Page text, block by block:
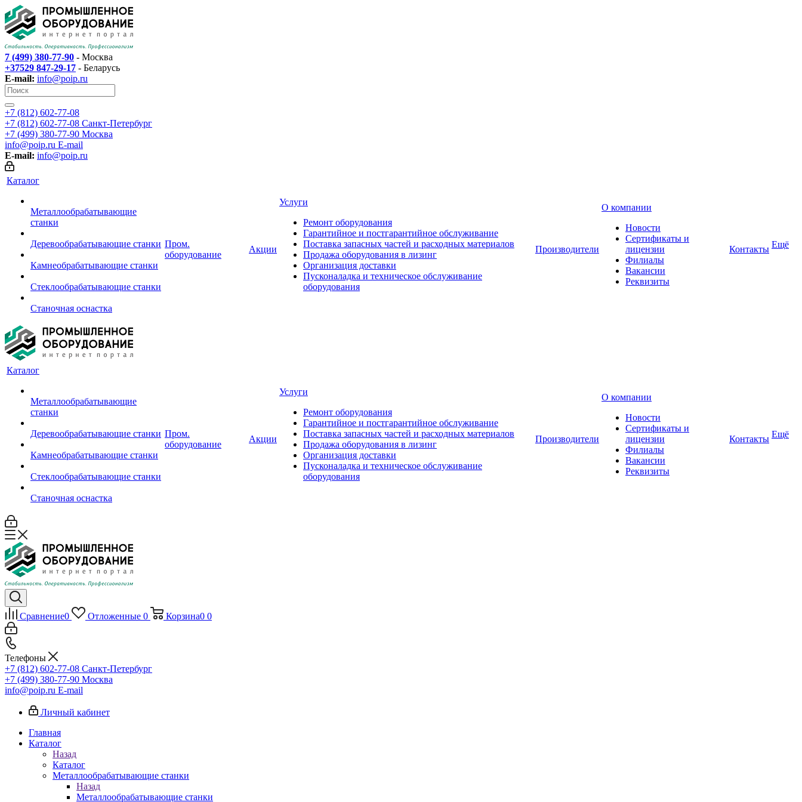
7 (499) 380-77-90 - Москва
+37529 847-29-17 - Беларусь
E-mail: info@poip.ru
+7 (812) 602-77-08
+7 (812) 602-77-08 Санкт-Петербург
+7 (499) 380-77-90 Москва
info@poip.ru E-mail
E-mail: info@poip.ru
Каталог
Металлообрабатывающие
станки
Деревообрабатывающие станки
Камнеобрабатывающие станки
Стеклообрабатывающие станки
Станочная оснастка
Пром.
оборудование
Акции
Услуги
Ремонт оборудования
Гарантийное и постгарантийное обслуживание
Поставка запасных частей и расходных материалов
Продажа оборудования в лизинг
Организация доставки
Пусконаладка и техническое обслуживание
оборудования
Производители
О компании
Новости
Сертификаты и
лицензии
Филиалы
Вакансии
Реквизиты
Контакты Ещё
Каталог
Металлообрабатывающие
станки
Деревообрабатывающие станки
Камнеобрабатывающие станки
Стеклообрабатывающие станки
Станочная оснастка
Пром.
оборудование
Акции
Услуги
Ремонт оборудования
Гарантийное и постгарантийное обслуживание
Поставка запасных частей и расходных материалов
Продажа оборудования в лизинг
Организация доставки
Пусконаладка и техническое обслуживание
оборудования
Производители
О компании
Новости
Сертификаты и
лицензии
Филиалы
Вакансии
Реквизиты
Контакты Ещё
Сравнение0 Отложенные 0 Корзина0 0
Телефоны
+7 (812) 602-77-08 Санкт-Петербург
+7 (499) 380-77-90 Москва
info@poip.ru E-mail
Личный кабинет
Главная
Каталог
Назад
Каталог
Металлообрабатывающие станки
Назад
Металлообрабатывающие станки